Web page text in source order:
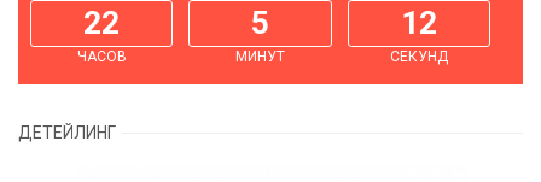
22
ЧАСОВ
5
МИНУТ
14
СЕКУНД
ДЕТЕЙЛИНГ